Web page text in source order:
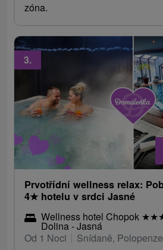
zóna.
3.
Prvotřídní wellness relax:
4★ hotelu v srdci Jasné
Wellness hotel Chopok ★★
Dolina - Jasná
Od 1 Noci
Snídaně, Polopenze